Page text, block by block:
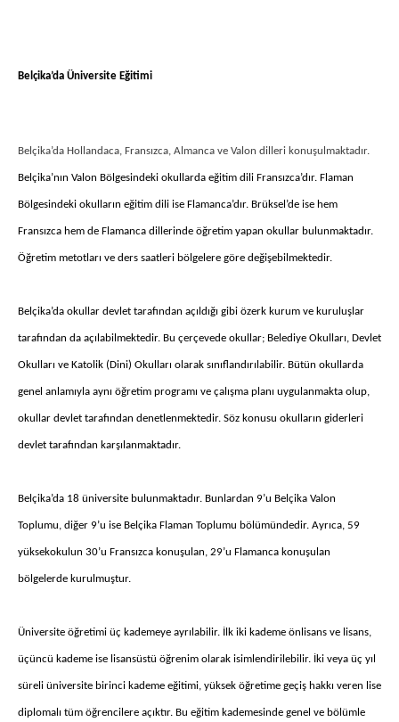
Belçika’da Üniversite Eğitimi
Belçika’da Hollandaca, Fransızca, Almanca ve Valon dilleri konuşulmaktadır.
Belçika’nın Valon Bölgesindeki okullarda eğitim dili Fransızca’dır. Flaman
Bölgesindeki okulların eğitim dili ise Flamanca’dır. Brüksel’de ise hem
Fransızca hem de Flamanca dillerinde öğretim yapan okullar bulunmaktadır.
Öğretim metotları ve ders saatleri bölgelere göre değişebilmektedir.
Belçika’da okullar devlet tarafından açıldığı gibi özerk kurum ve kuruluşlar
tarafından da açılabilmektedir. Bu çerçevede okullar; Belediye Okulları, Devlet
Okulları ve Katolik (Dini) Okulları olarak sınıflandırılabilir. Bütün okullarda
genel anlamıyla aynı öğretim programı ve çalışma planı uygulanmakta olup,
okullar devlet tarafından denetlenmektedir. Söz konusu okulların giderleri
devlet tarafından karşılanmaktadır.
Belçika’da 18 üniversite bulunmaktadır. Bunlardan 9’u Belçika Valon
Toplumu, diğer 9’u ise Belçika Flaman Toplumu bölümündedir. Ayrıca, 59
yüksekokulun 30’u Fransızca konuşulan, 29’u Flamanca konuşulan
bölgelerde kurulmuştur.
Üniversite öğretimi üç kademeye ayrılabilir. İlk iki kademe önlisans ve lisans,
üçüncü kademe ise lisansüstü öğrenim olarak isimlendirilebilir. İki veya üç yıl
süreli üniversite birinci kademe eğitimi, yüksek öğretime geçiş hakkı veren lise
diplomalı tüm öğrencilere açıktır. Bu eğitim kademesinde genel ve bölümle